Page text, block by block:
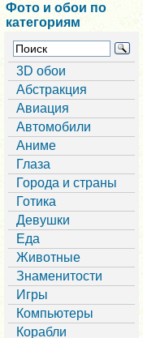
Фото и обои по
категориям
3D обои
Абстракция
Авиация
Автомобили
Аниме
Глаза
Города и страны
Готика
Девушки
Еда
Животные
Знаменитости
Игры
Компьютеры
Корабли